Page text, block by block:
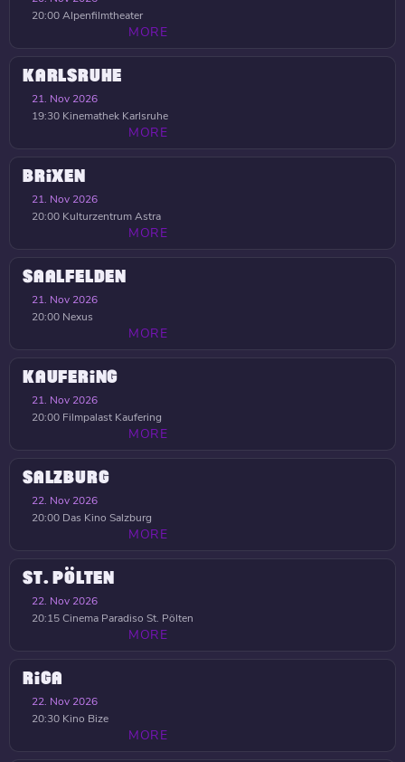
20:00Alpenfilmtheater
MORE
KARLSRUHE
21. Nov 2026
19:30 Kinemathek Karlsruhe
MORE
BRIXEN
21. Nov 2026
20:00 Kulturzentrum Astra
MORE
SAALFELDEN
21. Nov 2026
20:00 Nexus
MORE
KAUFERING
21. Nov 2026
20:00 Filmpalast Kaufering
MORE
SALZBURG
22. Nov 2026
20:00 Das Kino Salzburg
MORE
ST. PÖLTEN
22. Nov 2026
20:15Cinema Paradiso St. Pölten
MORE
RIGA
22. Nov 2026
20:30 Kino Bize
MORE